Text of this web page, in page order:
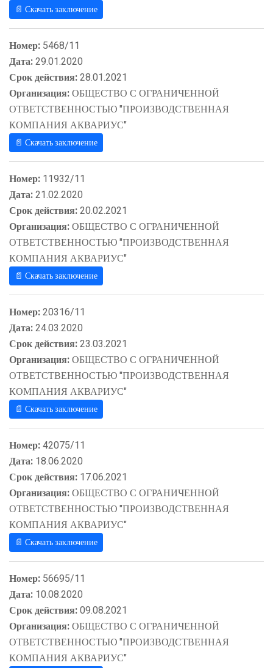
📄 Скачать заключение
Номер: 5468/11
Дата:29.01.2020
Срок действия:28.01.2021
Организация:ОБЩЕСТВО С ОГРАНИЧЕННОЙ
ОТВЕТСТВЕННОСТЬЮ "ПРОИЗВОДСТВЕННАЯ
КОМПАНИЯ АКВАРИУС"
📄 Скачать заключение
Номер: 11932/11
Дата:21.02.2020
Срок действия:20.02.2021
Организация:ОБЩЕСТВО С ОГРАНИЧЕННОЙ
ОТВЕТСТВЕННОСТЬЮ "ПРОИЗВОДСТВЕННАЯ
КОМПАНИЯ АКВАРИУС"
📄 Скачать заключение
Номер:20316/11
Дата:24.03.2020
Срок действия:23.03.2021
Организация:ОБЩЕСТВО С ОГРАНИЧЕННОЙ
ОТВЕТСТВЕННОСТЬЮ "ПРОИЗВОДСТВЕННАЯ
КОМПАНИЯ АКВАРИУС"
📄 Скачать заключение
Номер:42075/11
Дата: 18.06.2020
Срок действия: 17.06.2021
Организация:ОБЩЕСТВО С ОГРАНИЧЕННОЙ
ОТВЕТСТВЕННОСТЬЮ "ПРОИЗВОДСТВЕННАЯ
КОМПАНИЯ АКВАРИУС"
📄 Скачать заключение
Номер: 56695/11
Дата: 10.08.2020
Срок действия:09.08.2021
Организация:ОБЩЕСТВО С ОГРАНИЧЕННОЙ
ОТВЕТСТВЕННОСТЬЮ "ПРОИЗВОДСТВЕННАЯ
КОМПАНИЯ АКВАРИУС"